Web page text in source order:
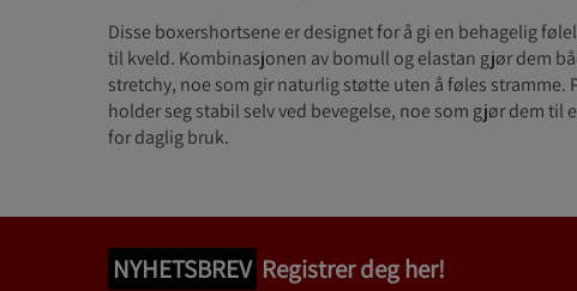
Disse boxershortsene er designet for å gi en behagelig
til kveld. Kombinasjonen av bomull og elastan gjør dem
stretchy, noe som gir naturlig støtte uten å føles stramme.
holder seg stabil selv ved bevegelse, noe som gjør dem til
for daglig bruk.
NYHETSBREV Registrer deg her!